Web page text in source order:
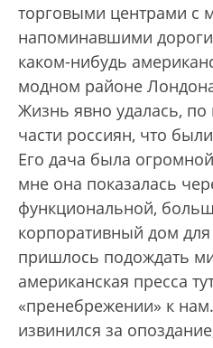
торговыми центрами с
напоминавшими
каком-нибудь
модном районе
Жизнь явно удалась,
части россиян, что
Его дача была
мне она показалась
функциональной,
корпоративный дом
пришлось подождать
американская пресса
«пренебрежении» к
извинился за